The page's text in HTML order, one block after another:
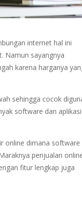
internet hal ini
Namun sayangnya
karena harganya
sehingga cocok
software dan aplikasi
online dimana software
penjualan
fitur lengkap juga